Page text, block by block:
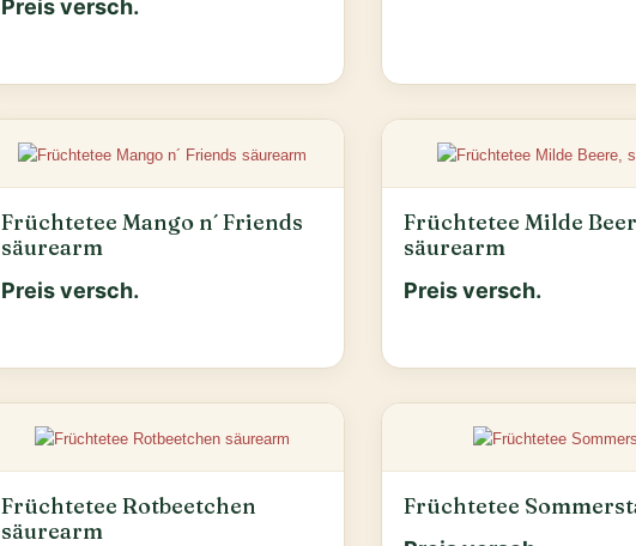
Preis versch.
Früchtetee Mango n´ Friends
säurearm
Preis versch.
Früchtetee Milde
säurearm
Preis versch.
Früchtetee Rotbeetchen
säurearm
Früchtetee